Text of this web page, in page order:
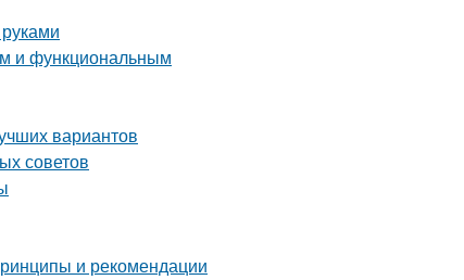
и функциональным
вариантов
советов
и рекомендации